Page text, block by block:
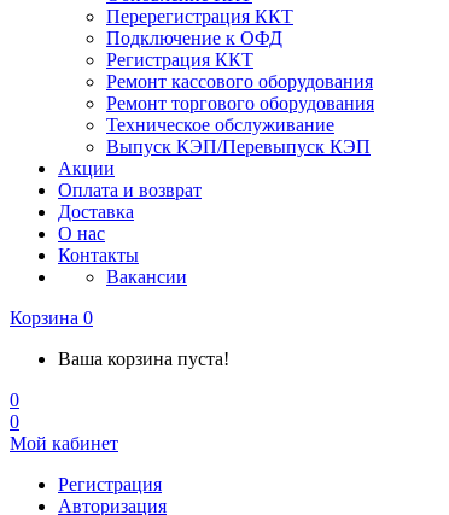
Перерегистрация ККТ
Подключение к ОФД
Регистрация ККТ
Ремонт кассового оборудования
Ремонт торгового оборудования
Техническое обслуживание
Выпуск КЭП/Перевыпуск КЭП
Акции
Оплата и возврат
Доставка
О нас
Контакты
Вакансии
Корзина 0
Ваша корзина пуста!
0
0
Мой кабинет
Регистрация
Авторизация